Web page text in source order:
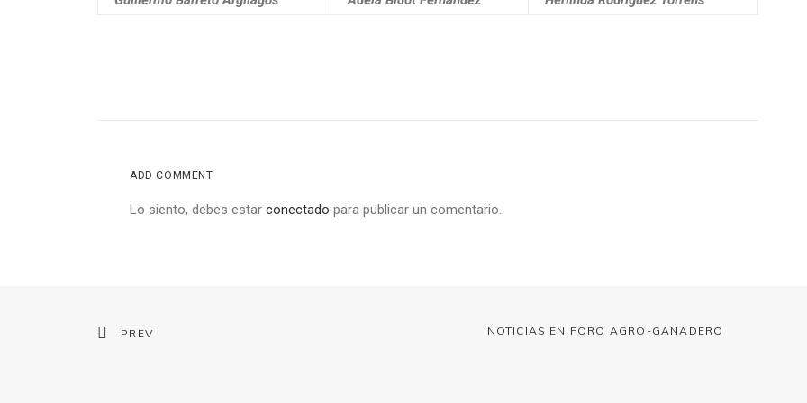
ADD COMMENT
Lo siento, debes estar conectado para publicar un comentario.
PREV NOTICIAS EN FORO AGRO-GANADERO